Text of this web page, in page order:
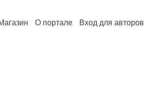
О портале Вход для авторов